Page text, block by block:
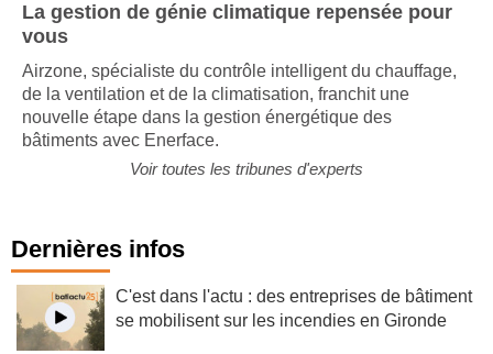
La gestion de génie climatique repensée pour
Airzone, spécialiste du contrôle intelligent du chauffage,
de la ventilation et de la climatisation, franchit une
nouvelle étape dans la gestion énergétique des
Dernières infos
C'est dans l'actu : des entreprises de bâtiment